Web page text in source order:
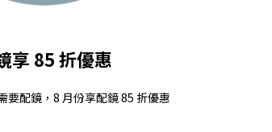
享 85 折優惠
要配鏡，8 月份享配鏡 85 折優惠